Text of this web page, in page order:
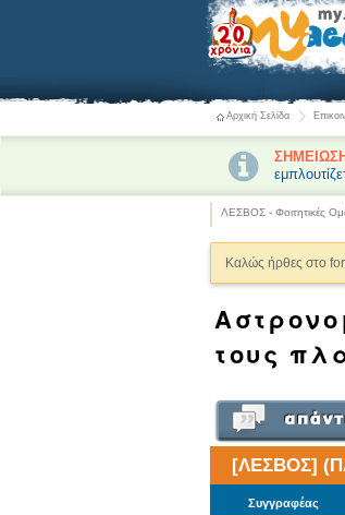
Αρχική Σελίδα
ΛΕΣΒΟΣ - Φοιτητικές
Καλώς ήρθες στο
τους
[ΛΕΣΒΟΣ]
Συγγραφέας